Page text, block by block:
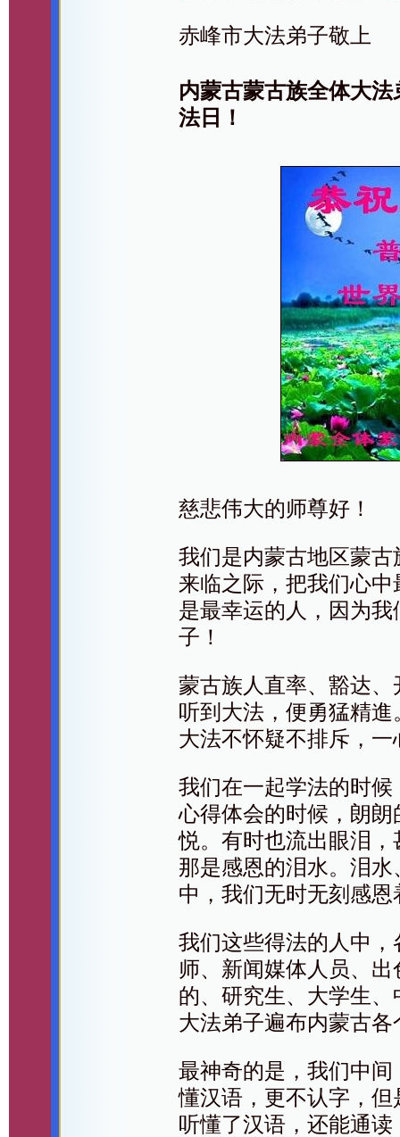
赤峰市大法弟子敬上
内蒙古蒙古族全体大
法日！
慈悲伟大的师尊好！
我们是内蒙古地区蒙
来临之际，把我们心
是最幸运的人，因为
子！
蒙古族人直率、豁达
听到大法，便勇猛精
大法不怀疑不排斥，
我们在一起学法的时
心得体会的时候，朗
悦。有时也流出眼泪
那是感恩的泪水。泪
中，我们无时无刻感
我们这些得法的人中
师、新闻媒体人员、
的、研究生、大学生
大法弟子遍布内蒙古各
最神奇的是，我们中
懂汉语，更不认字，
听懂了汉语，还能通